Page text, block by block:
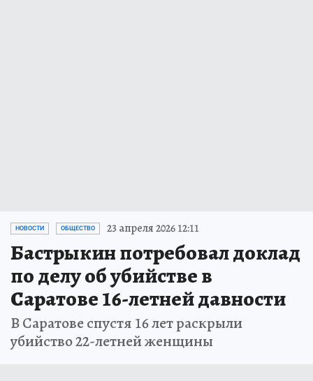
НОВОСТИ ОБЩЕСТВО 23 апреля 2026 12:11
Бастрыкин потребовал доклад
по делу об убийстве в
Саратове 16-летней давности
В Саратове спустя 16 лет раскрыли
убийство 22-летней женщины